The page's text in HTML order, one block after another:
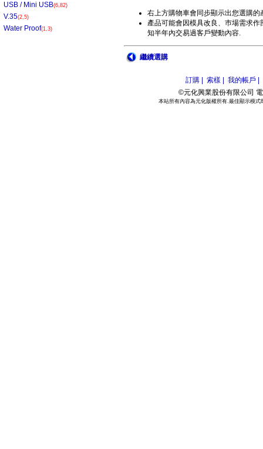
USB / Mini USB(6,82)
V.35(2,5)
Water Proof(1,3)
右上方購物車會同步顯示出您選購的
產品可能會因模具改良、巿場需求
知半年內交易過客戶變動內容.
繼續選購
訂購 | 索樣 |
我的帳戶 |
©元化興業股份有限公司
本站所有內容為元化版權所有.最佳顯示模